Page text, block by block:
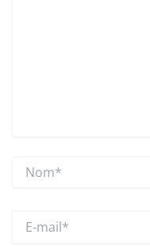
mail*